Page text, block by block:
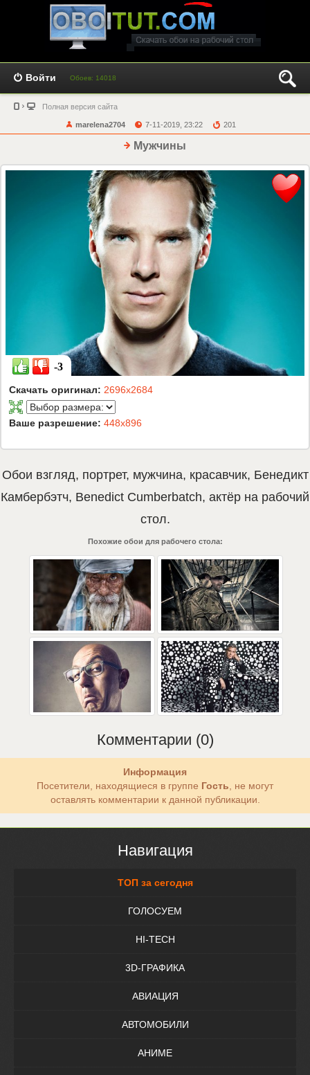
Войти Обоев: 14018
Полная версия сайта
marelena2704 7-11-2019, 23:22 201
Мужчины
-3
Скачать оригинал: 2696x2684
Ваше разрешение: 448x896
Обои взгляд, портрет, мужчина, красавчик, Бенедикт
Камбербэтч, Benedict Cumberbatch, актёр на рабочий
стол.
Похожие обои для рабочего стола:
Комментарии (0)
Информация
Посетители, находящиеся в группе Гость , не могут
оставлять комментарии к данной публикации.
Навигация
ТОП за сегодня
ГОЛОСУЕМ
HI-TECH
3D-ГРАФИКА
АВИАЦИЯ
АВТОМОБИЛИ
АНИМЕ